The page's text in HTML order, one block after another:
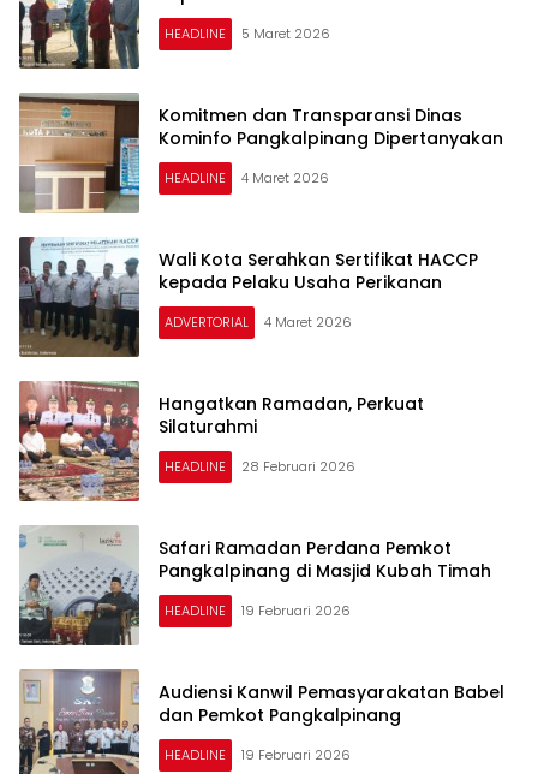
HEADLINE 5 Maret 2026
Komitmen dan Transparansi Dinas
Kominfo Pangkalpinang Dipertanyakan
HEADLINE 4 Maret 2026
Wali Kota Serahkan Sertifikat HACCP
kepada Pelaku Usaha Perikanan
ADVERTORIAL 4 Maret 2026
Hangatkan Ramadan, Perkuat
Silaturahmi
HEADLINE 28 Februari 2026
Safari Ramadan Perdana Pemkot
Pangkalpinang di Masjid Kubah Timah
HEADLINE 19 Februari 2026
Audiensi Kanwil Pemasyarakatan Babel
dan Pemkot Pangkalpinang
HEADLINE 19 Februari 2026